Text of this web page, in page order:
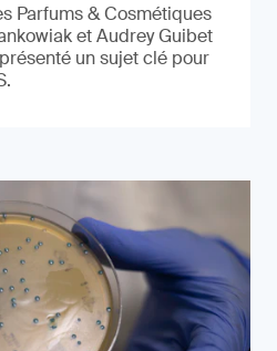
Parfums & Cosmétiques
et Audrey Guibet
un sujet clé pour